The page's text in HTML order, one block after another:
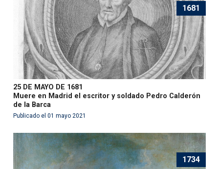
1681
25 DE MAYO DE 1681
Muere en Madrid el escritor y soldado Pedro Calderón
de la Barca
Publicado el 01 mayo 2021
1734